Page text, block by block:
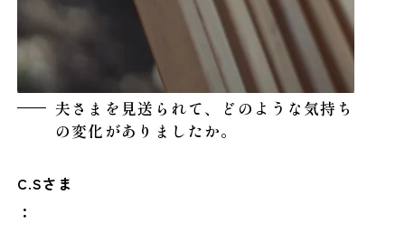
夫さまを見送られて、どのような気持ち
の変化がありましたか。
C.Sさま
：